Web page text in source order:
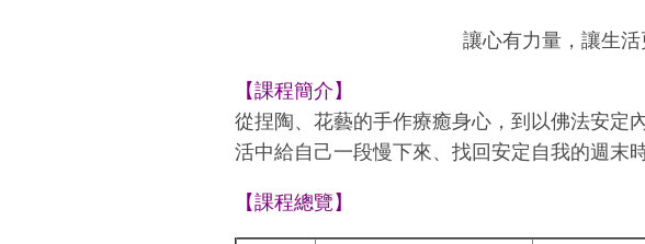
讓心有力量，讓生
【課程簡介】
從捏陶、花藝的手作療癒身心，到以佛法安定
活中給自己一段慢下來、找回安定自我的週末時
【課程總覽】